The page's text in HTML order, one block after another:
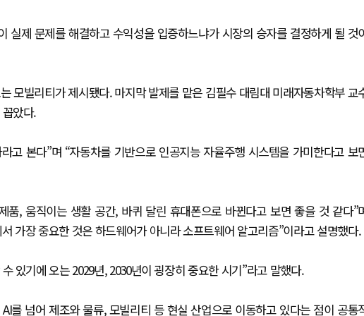
실제 문제를 해결하고 수익성을 입증하느냐가 시장의 승자를 결정하게 될 것
모빌리티가 제시됐다. 마지막 발제를 맡은 김필수 대림대 미래자동차학부 교
았다.
고 본다”며 “자동차를 기반으로 인공지능 자율주행 시스템을 가미한다고 보
품, 움직이는 생활 공간, 바퀴 달린 휴대폰으로 바뀐다고 보면 좋을 것 같다”
가장 중요한 것은 하드웨어가 아니라 소프트웨어 알고리즘”이라고 설명했다.
있기에 오는 2029년, 2030년이 굉장히 중요한 시기”라고 말했다.
를 넘어 제조와 물류, 모빌리티 등 현실 산업으로 이동하고 있다는 점이 공통